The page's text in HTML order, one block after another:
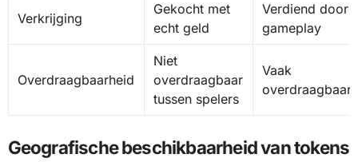
Verkrijging
Gekocht met
echt geld
Verdiend door
gameplay
Overdraagbaarheid
Niet
overdraagbaar
tussen spelers
Vaak
overdraagbaar
Geografische beschikbaarheid van tokens